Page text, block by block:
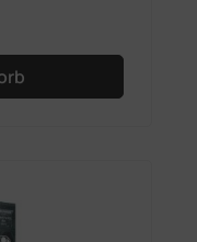
den